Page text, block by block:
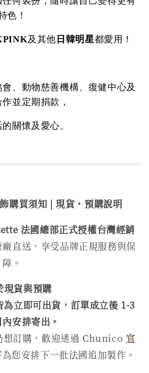
色！
及其他 日韓明星都愛用！
、動物慈善機構、復健中心及
並定期捐款，
關懷及愛心。
購買須知 | 現貨・預購說明
法國總部正式授權台灣經銷
廠直送，享受品牌正規服務與保
障。
現貨與預購
立即可出貨，訂單成立後 1-3
安排寄出。
想訂購，歡迎透過 Chunico 官
您安排下一批法國追加製作。